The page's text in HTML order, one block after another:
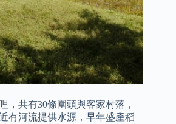
，共有30條圍頭與客家村落，
有河流提供水源，早年盛產稻